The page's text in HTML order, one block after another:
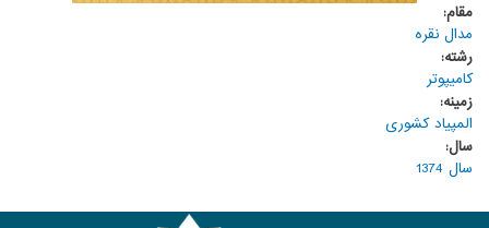
مقام:
مدال نقره
رشته:
کامیپوتر
زمینه:
المپیاد کشوری
سال:
سال 1374